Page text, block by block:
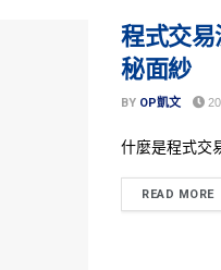
程式交
秘面紗
BY OP凱文
什麼是程式交
READ MORE